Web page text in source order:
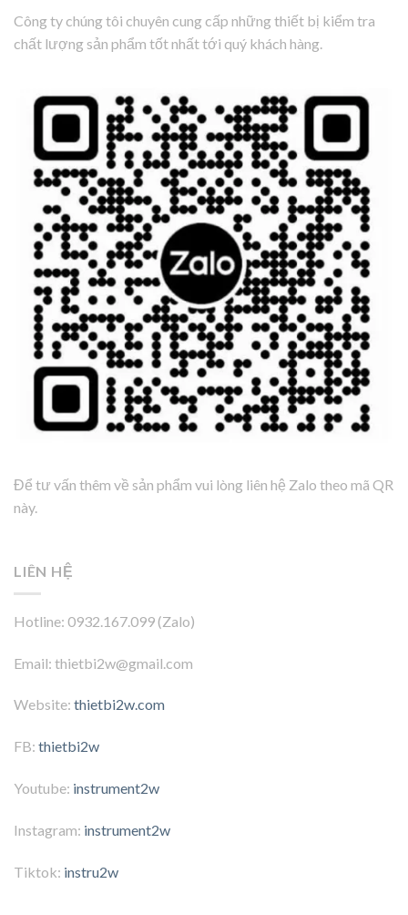
Công ty chúng tôi chuyên cung cấp những thiết bị kiểm tra
chất lượng sản phẩm tốt nhất tới quý khách hàng.
Để tư vấn thêm về sản phẩm vui lòng liên hệ Zalo theo mã QR
này.
LIÊN HỆ
Hotline: 0932.167.099 (Zalo)
Email: thietbi2w@gmail.com
Website: thietbi2w.com
FB: thietbi2w
Youtube: instrument2w
Instagram: instrument2w
Tiktok: instru2w